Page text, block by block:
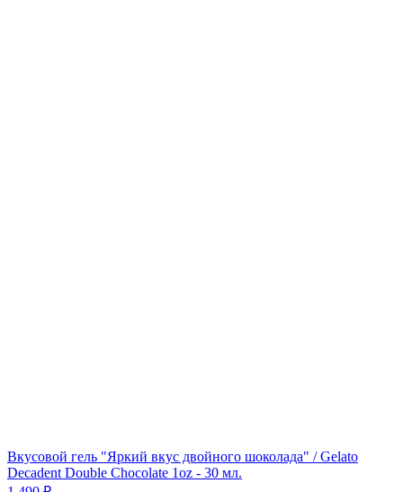
Вкусовой гель "Яркий вкус двойного шоколада" / Gelato
Decadent Double Chocolate 1oz - 30 мл.